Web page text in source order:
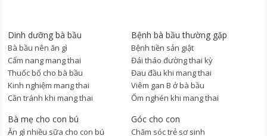
Dinh dưỡng bà bầu
Bà bầu nên ăn gì
Cẩm nang mang thai
Thuốc bổ cho bà bầu
Kinh nghiệm mang thai
Cần tránh khi mang thai
Bệnh bà bầu thường gặp
Bệnh tiền sản giật
Đái tháo đường thai kỳ
Đau đầu khi mang thai
Viêm gan B ở bà bầu
Ốm nghén khi mang thai
Bà mẹ cho con bú
Ăn gì nhiều sữa cho con bú
Góc cho con
Chăm sóc trẻ sơ sinh